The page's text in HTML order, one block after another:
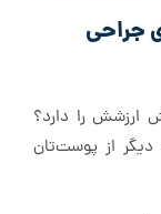
جراحی
ارزشش را دارد؟
از پوست‌تان